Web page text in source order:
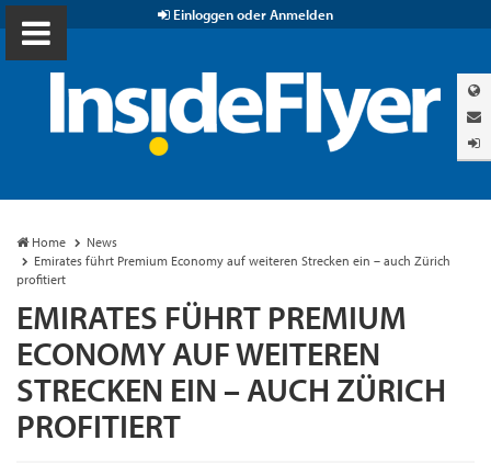
Einloggen oder Anmelden
Home
News
Emirates führt Premium Economy auf weiteren Strecken ein – auch Zürich
profitiert
EMIRATES FÜHRT PREMIUM
ECONOMY AUF WEITEREN
STRECKEN EIN – AUCH ZÜRICH
PROFITIERT